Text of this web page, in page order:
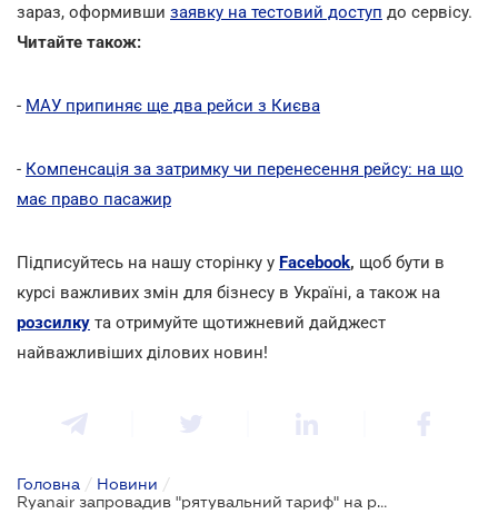
зараз, оформивши заявку на тестовий доступ до сервісу.
Читайте також:
- МАУ припиняє ще два рейси з Києва
- Компенсація за затримку чи перенесення рейсу: на що
має право пасажир
Підписуйтесь на нашу сторінку у Facebook, щоб бути в
курсі важливих змін для бізнесу в Україні, а також на
розсилку та отримуйте щотижневий дайджест
найважливіших ділових новин!
Головна / Новини /
Ryanair запровадив "рятувальний тариф" на рейсі Київ-Краків